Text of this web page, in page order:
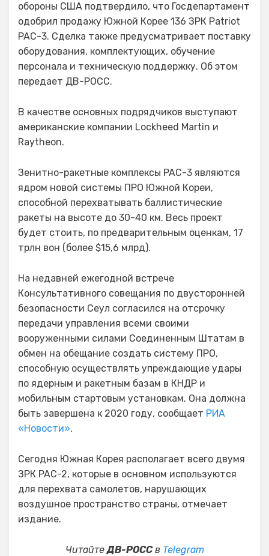
обороны США подтвердило, что Госдепартамент
одобрил продажу Южной Корее 136 ЗРК Patriot
PAC-3. Сделка также предусматривает поставку
оборудования, комплектующих, обучение
персонала и техническую поддержку. Об этом
передает ДВ-РОСС.
В качестве основных подрядчиков выступают
американские компании Lockheed Martin и
Raytheon.
Зенитно-ракетные комплексы PAC-3 являются
ядром новой системы ПРО Южной Кореи,
способной перехватывать баллистические
ракеты на высоте до 30-40 км. Весь проект
будет стоить, по предварительным оценкам, 17
трлн вон (более $15,6 млрд).
На недавней ежегодной встрече
Консультативного совещания по двусторонней
безопасности Сеул согласился на отсрочку
передачи управления всеми своими
вооруженными силами Соединенным Штатам в
обмен на обещание создать систему ПРО,
способную осуществлять упреждающие удары
по ядерным и ракетным базам в КНДР и
мобильным стартовым установкам. Она должна
быть завершена к 2020 году, сообщает РИА
«Новости».
Сегодня Южная Корея располагает всего двумя
ЗРК PAC-2, которые в основном используются
для перехвата самолетов, нарушающих
воздушное пространство страны, отмечает
издание.
ЧитайтеДВ-РОССв Telegram